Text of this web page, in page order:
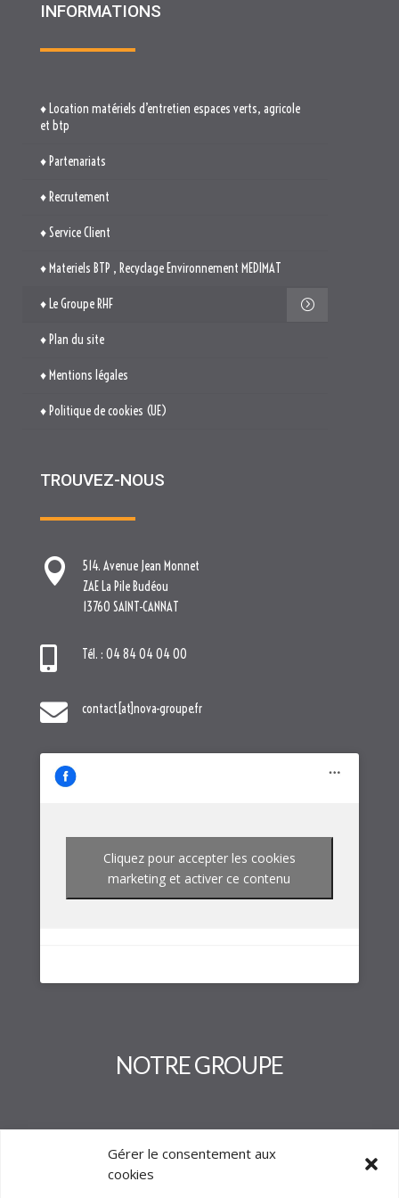
Gérer le consentement aux
cookies
INFORMATIONS
♦ Location matériels d’entretien espaces verts, agricole
et btp
♦ Partenariats
♦ Recrutement
♦ Service Client
♦ Materiels BTP , Recyclage Environnement MEDIMAT
♦ Le Groupe RHF
♦ Plan du site
♦ Mentions légales
♦ Politique de cookies (UE)
TROUVEZ-NOUS

514. Avenue Jean Monnet
ZAE La Pile Budéou
13760 SAINT-CANNAT
 Tél. : 04 84 04 04 00
 contact[at]nova-groupe.fr
Cliquez pour accepter les cookies
marketing et activer ce contenu
NOTRE GROUPE